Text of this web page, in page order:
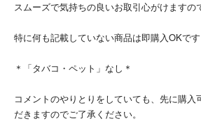
スムーズで気持ちの良いお取引心がけますの
特に何も記載していない商品は即購入OKです
＊「タバコ・ペット」なし＊
コメントのやりとりをしていても、先に購入
だきますのでご了承ください。